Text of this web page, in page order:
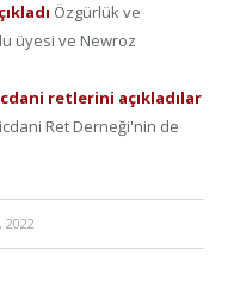
Özgürlük ve
üyesi ve Newroz
retlerini açıkladılar
Ret Derneği'nin de
2022